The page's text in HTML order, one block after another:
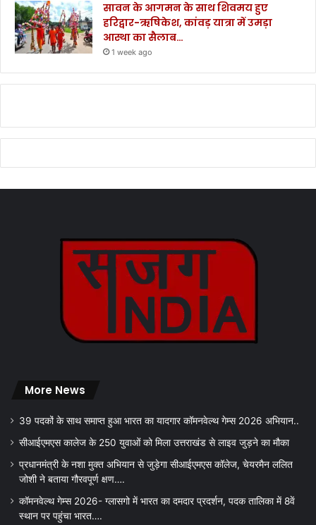
सावन के आगमन के साथ शिवमय हुए
हरिद्वार-ऋषिकेश, कांवड़ यात्रा में उमड़ा
आस्था का सैलाब…
1 week ago
More News
39 पदकों के साथ समाप्त हुआ भारत का यादगार कॉमनवेल्थ गेम्स 2026 अभियान..
सीआईएमएस कालेज के 250 युवाओं को मिला उत्तराखंड से लाइव जुड़ने का मौका
प्रधानमंत्री के नशा मुक्त अभियान से जुड़ेगा सीआईएमएस कॉलेज, चेयरमैन ललित
जोशी ने बताया गौरवपूर्ण क्षण….
कॉमनवेल्थ गेम्स 2026- ग्लासगो में भारत का दमदार प्रदर्शन, पदक तालिका में 8वें
स्थान पर पहुंचा भारत….